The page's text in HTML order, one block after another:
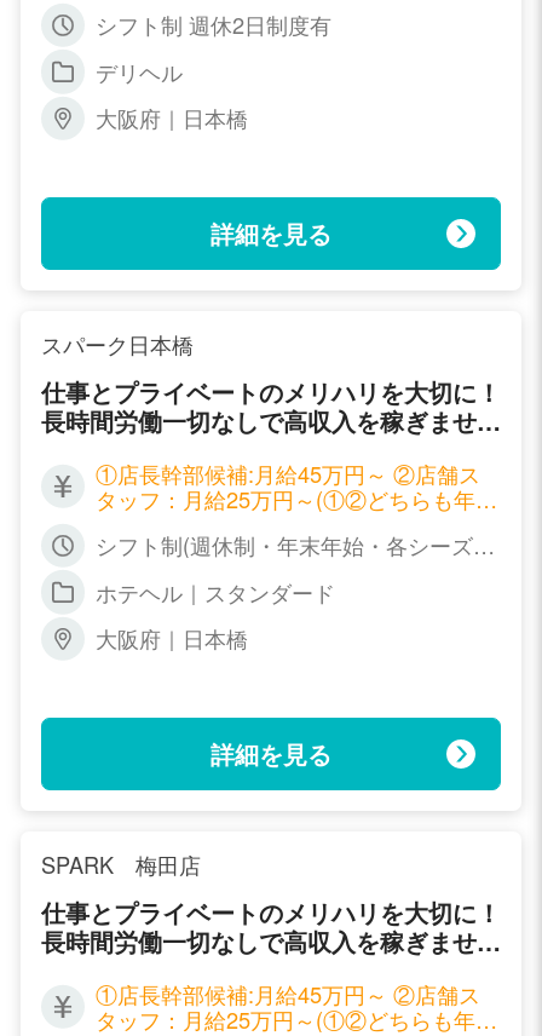
端のスキルを身につけて頂けるように致し
ております。 ですから万が一、辞められ
たとしても、どこの風俗店でも即、幹部候
補で通用する実力が貴方には身に付くかと
思います。 また、サポート体制があなた
には今後、店舗運営・スタッフ教育・集
客・マーケティングなど、 売上に直結す
る重要な業務をお任せ致します。 あなた
のアイデア・やる気が売上に反映され、給
た昇格評定は毎月実施しているので、毎月
昇格の可能性があります。 風俗店だから
こそお給料・待遇は一流企業と遜色御座い
ません。 入店わずかで早期昇格を果たし
次第で、どんどん高収入が実現のものとな
るのです。
0万円＋報奨金
シフト制 週休2日制度有
デリヘル
大阪府｜日本橋
詳細を見る
スパーク日本橋
仕事とプライベートのメリハリを大切に！
長時間労働一切なしで高収入を稼ぎません
①店長幹部候補:月給45万円～ ②店舗ス
タッフ：月給25万円～(①②どちらも年２
1,500円(社員雇用有) ④事務スタッフ・w
円/アルバイト：時給800円～1.700円(昇
給有)
シフト制(週休制・年末年始・各シーズン
ホテヘル｜スタンダード
大阪府｜日本橋
詳細を見る
SPARK 梅田店
仕事とプライベートのメリハリを大切に！
長時間労働一切なしで高収入を稼ぎません
①店長幹部候補:月給45万円～ ②店舗ス
タッフ：月給25万円～(①②どちらも年２